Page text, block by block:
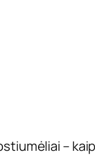
–